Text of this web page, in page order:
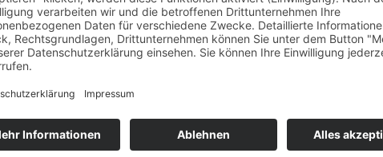
Palmen, Kokosnüsse und
Mee(h)r
Katamaranfahrt
8 Tage ab/bis Martinique
ab 1.415,— €